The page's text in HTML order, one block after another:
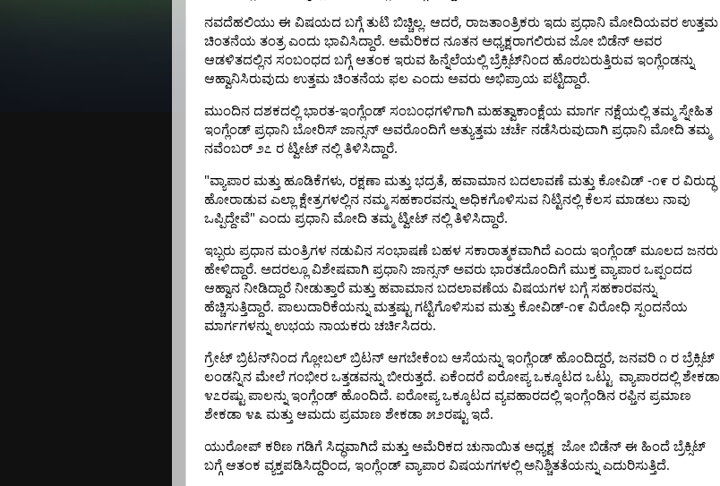
ನವದೆಹಲಿಯು ಈ ವಿಷಯದ ಬಗ್ಗೆ ತುಟಿ ಬಿಚ್ಚಿಲ್ಲ. ಆದರೆ, ರಾಜತಾಂತ್ರಿಕರು ಇದು ಪ್ರಧಾನಿ ಮೋದಿಯವರ ಉತ್ತಮ
ಚಿಂತನೆಯ ತಂತ್ರ ಎಂದು ಭಾವಿಸಿದ್ದಾರೆ. ಅಮೆರಿಕದ ನೂತನ ಅಧ್ಯಕ್ಷರಾಗಲಿರುವ ಜೋ ಬಿಡೆನ್ ಅವರ
ಆಡಳಿತದಲ್ಲಿನ ಸಂಬಂಧದ ಬಗ್ಗೆ ಆತಂಕ ಇರುವ ಹಿನ್ನೆಲೆಯಲ್ಲಿ ಬ್ರೆಕ್ಸಿಟ್‌ನಿಂದ ಹೊರಬರುತ್ತಿರುವ ಇಂಗ್ಲೆಂಡನ್ನು
ಆಹ್ವಾನಿಸಿರುವುದು ಉತ್ತಮ ಚಿಂತನೆಯ ಫಲ ಎಂದು ಅವರು ಅಭಿಪ್ರಾಯ ಪಟ್ಟಿದ್ದಾರೆ.
ಮುಂದಿನ ದಶಕದಲ್ಲಿ ಭಾರತ-ಇಂಗ್ಲೆಂಡ್ ಸಂಬಂಧಗಳಿಗಾಗಿ ಮಹತ್ವಾಕಾಂಕ್ಷೆಯ ಮಾರ್ಗ ನಕ್ಷೆಯಲ್ಲಿ ತಮ್ಮ ಸ್ನೇಹಿತ
ಇಂಗ್ಲೆಂಡ್ ಪ್ರಧಾನಿ ಬೋರಿಸ್ ಜಾನ್ಸನ್ ಅವರೊಂದಿಗೆ ಅತ್ಯುತ್ತಮ ಚರ್ಚೆ ನಡೆಸಿರುವುದಾಗಿ ಪ್ರಧಾನಿ ಮೋದಿ ತಮ್ಮ
ನವೆಂಬರ್ ೨೭ ರ ಟ್ವೀಟ್ ನಲ್ಲಿ ತಿಳಿಸಿದ್ದಾರೆ.
"ವ್ಯಾಪಾರ ಮತ್ತು ಹೂಡಿಕೆಗಳು, ರಕ್ಷಣಾ ಮತ್ತು ಭದ್ರತೆ, ಹವಾಮಾನ ಬದಲಾವಣೆ ಮತ್ತು ಕೋವಿಡ್ -೧೯ ರ ವಿರುದ್ಧ
ಹೋರಾಡುವ ಎಲ್ಲಾ ಕ್ಷೇತ್ರಗಳಲ್ಲಿನ ನಮ್ಮ ಸಹಕಾರವನ್ನು ಅಧಿಕಗೊಳಿಸುವ ನಿಟ್ಟಿನಲ್ಲಿ ಕೆಲಸ ಮಾಡಲು ನಾವು
ಒಪ್ಪಿದ್ದೇವೆ" ಎಂದು ಪ್ರಧಾನಿ ಮೋದಿ ತಮ್ಮ ಟ್ವೀಟ್ ನಲ್ಲಿ ತಿಳಿಸಿದ್ದಾರೆ.
ಇಬ್ಬರು ಪ್ರಧಾನ ಮಂತ್ರಿಗಳ ನಡುವಿನ ಸಂಭಾಷಣೆ ಬಹಳ ಸಕಾರಾತ್ಮಕವಾಗಿದೆ ಎಂದು ಇಂಗ್ಲೆಂಡ್ ಮೂಲದ ಜನರು
ಹೇಳಿದ್ದಾರೆ. ಅದರಲ್ಲೂ ವಿಶೇಷವಾಗಿ ಪ್ರಧಾನಿ ಜಾನ್ಸನ್ ಅವರು ಭಾರತದೊಂದಿಗೆ ಮುಕ್ತ ವ್ಯಾಪಾರ ಒಪ್ಪಂದದ
ಆಹ್ವಾನ ನೀಡಿದ್ದಾರೆ ನೀಡುತ್ತಾರೆ ಮತ್ತು ಹವಾಮಾನ ಬದಲಾವಣೆಯ ವಿಷಯಗಳ ಬಗ್ಗೆ ಸಹಕಾರವನ್ನು
ಹೆಚ್ಚಿಸುತ್ತಿದ್ದಾರೆ. ಪಾಲುದಾರಿಕೆಯನ್ನು ಮತ್ತಷ್ಟು ಗಟ್ಟಿಗೊಳಿಸುವ ಮತ್ತು ಕೋವಿಡ್-೧೯ ವಿರೋಧಿ ಸ್ಪಂದನೆಯ
ಮಾರ್ಗಗಳನ್ನು ಉಭಯ ನಾಯಕರು ಚರ್ಚಿಸಿದರು.
ಗ್ರೇಟ್ ಬ್ರಿಟನ್‌ನಿಂದ ಗ್ಲೋಬಲ್ ಬ್ರಿಟನ್ ಆಗಬೇಕೆಂಬ ಆಸೆಯನ್ನು ಇಂಗ್ಲೆಂಡ್ ಹೊಂದಿದ್ದರೆ, ಜನವರಿ ೧ ರ ಬ್ರೆಕ್ಸಿಟ್
ಲಂಡನ್ನಿನ ಮೇಲೆ ಗಂಭೀರ ಒತ್ತಡವನ್ನು ಬೀರುತ್ತದೆ. ಏಕೆಂದರೆ ಐರೋಪ್ಯ ಒಕ್ಕೂಟದ ಒಟ್ಟು ವ್ಯಾಪಾರದಲ್ಲಿ ಶೇಕಡಾ
೪೭ರಷ್ಟು ಪಾಲನ್ನು ಇಂಗ್ಲೆಂಡ್ ಹೊಂದಿದೆ. ಐರೋಪ್ಯ ಒಕ್ಕೂಟದ ವ್ಯವಹಾರದಲ್ಲಿ ಇಂಗ್ಲೆಂಡಿನ ರಫ್ತಿನ ಪ್ರಮಾಣ
ಶೇಕಡಾ ೪೩ ಮತ್ತು ಆಮದು ಪ್ರಮಾಣ ಶೇಕಡಾ ೫೨ರಷ್ಟು ಇದೆ.
ಯುರೋಪ್ ಕಠಿಣ ಗಡಿಗೆ ಸಿದ್ಧವಾಗಿದೆ ಮತ್ತು ಅಮೆರಿಕದ ಚುನಾಯಿತ ಅಧ್ಯಕ್ಷ ಜೋ ಬಿಡೆನ್ ಈ ಹಿಂದೆ ಬ್ರೆಕ್ಸಿಟ್
ಬಗ್ಗೆ ಆತಂಕ ವ್ಯಕ್ತಪಡಿಸಿದ್ದರಿಂದ, ಇಂಗ್ಲೆಂಡ್ ವ್ಯಾಪಾರ ವಿಷಯಗಗಳಲ್ಲಿ ಅನಿಶ್ಚಿತತೆಯನ್ನು ಎದುರಿಸುತ್ತಿದೆ.